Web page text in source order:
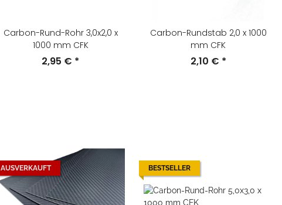
Carbon-Rund-Rohr 3,0x2,0 x
1000 mm CFK
2,95 € *
Carbon-Rundstab 2,0 x 1000
mm CFK
2,10 € *
AUSVERKAUFT BESTSELLER